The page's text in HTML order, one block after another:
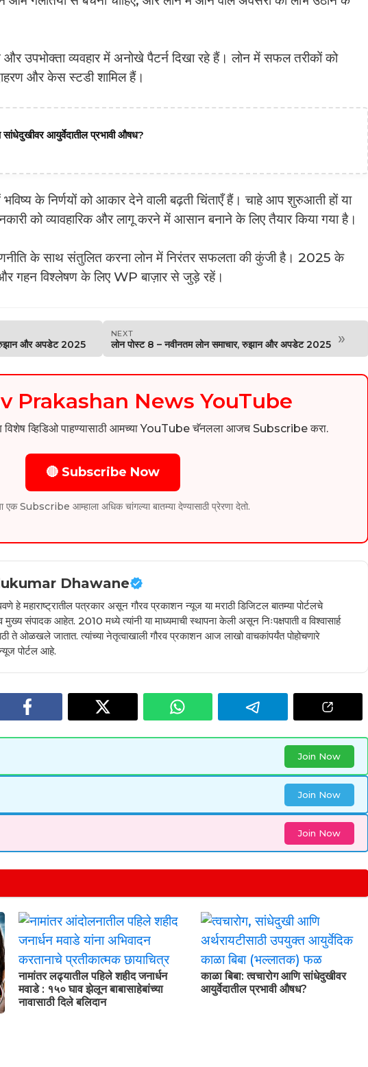
और उपभोक्ता व्यवहार में अनोखे पैटर्न दिखा रहे हैं। लोन में सफल तरीकों को
और केस स्टडी शामिल हैं।
सांधेदुखीवर आयुर्वेदातील प्रभावी औषध?
के निर्णयों को आकार देने वाली बढ़ती चिंताएँ हैं। चाहे आप शुरुआती हों या
को व्यावहारिक और लागू करने में आसान बनाने के लिए तैयार किया गया है।
के साथ संतुलित करना लोन में निरंतर सफलता की कुंजी है। 2025 के
गहन विश्लेषण के लिए WP बाज़ार से जुड़े रहें।
रुझान और अपडेट 2025
NEXT
लोन पोस्ट 8 – नवीनतम लोन समाचार, रुझान और अपडेट 2025 »
Prakashan News YouTube
विशेष व्हिडिओ पाहण्यासाठी आमच्या YouTube चॅनलला आजच Subscribe करा.
🔴 Subscribe Now
एक Subscribe आम्हाला अधिक चांगल्या बातम्या देण्यासाठी प्रेरणा देतो.
Dhawane
हे महाराष्ट्रातील पत्रकार असून गौरव प्रकाशन न्यूज या मराठी डिजिटल बातम्या पोर्टलचे
संपादक आहेत. 2010 मध्ये त्यांनी या माध्यमाची स्थापना केली असून निःपक्षपाती व विश्वासार्ह
ते ओळखले जातात. त्यांच्या नेतृत्वाखाली गौरव प्रकाशन आज लाखो वाचकांपर्यंत पोहोचणारे
पोर्टल आहे.
Join Now
Join Now
Join Now
नामांतर लढ्यातील पहिले शहीद जनार्धन
मवाडे : १५० घाव झेलून बाबासाहेबांच्या
नावासाठी दिले बलिदान
काळा बिबा: त्वचारोग आणि सांधेदुखीवर
आयुर्वेदातील प्रभावी औषध?